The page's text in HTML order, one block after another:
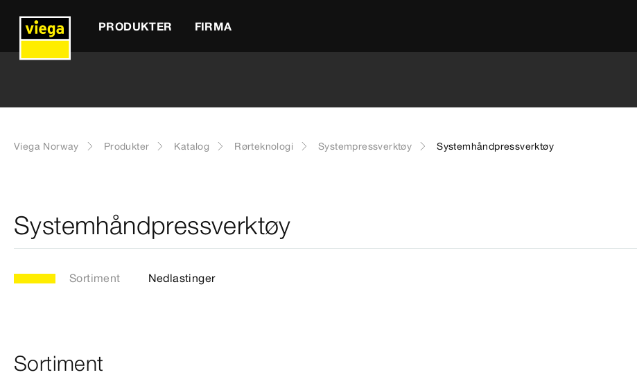
PRODUKTER FIRMA
Viega Norway Produkter Katalog Rørteknologi Systempressverktøy Systemhåndpressverktøy
Systemhåndpressverktøy
Sortiment Nedlastinger
Sortiment